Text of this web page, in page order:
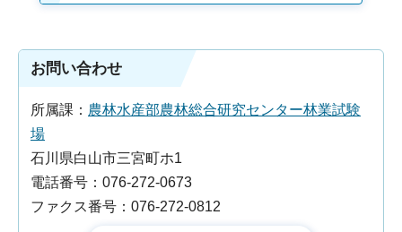
お問い合わせ
所属課： 農林水産部農林総合研究センター林業試験
場
石川県白山市三宮町ホ1
電話番号：076-272-0673
ファクス番号：076-272-0812